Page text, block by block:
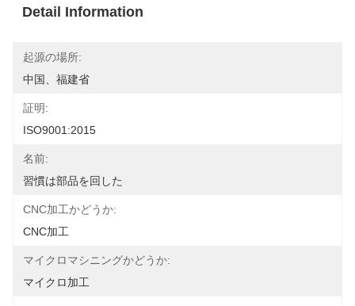
Detail Information
起源の場所:
中国、福建省
証明:
ISO9001:2015
名前:
習慣は部品を回した
CNC加工かどうか:
CNC加工
マイクロマシニングかどうか:
マイクロ加工